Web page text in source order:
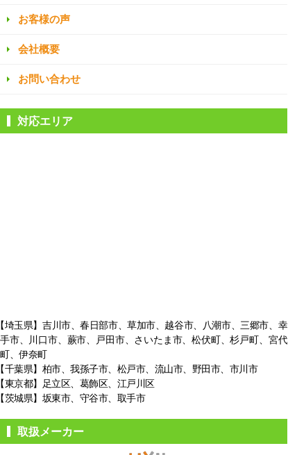
お客様の声
会社概要
お問い合わせ
対応エリア
埼玉県】吉川市、春日部市、草加市、越谷市、八潮市、三郷市、幸
手市、
川口市、蕨市、戸田市、さいたま市、松伏町、杉戸町、宮代
町、伊奈町
千葉県】柏市、我孫子市、松戸市、 流山市、野田市、市川市
東京都】足立区、葛飾区、江戸川区
茨城県】坂東市、守谷市、取手市
取扱メーカー